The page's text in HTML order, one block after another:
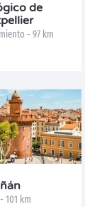
de
- 97 km
101 km